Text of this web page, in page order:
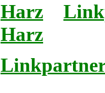
Harz
Harz
Linkpartner